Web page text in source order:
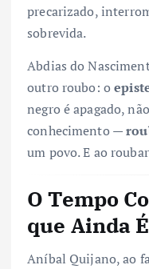
precarizado,
sobrevida.
Abdias do
outro roubo: o
negro é apagado,
conhecimento —
um povo. E ao
O Tempo
que Ainda
Aníbal Quijano, ao